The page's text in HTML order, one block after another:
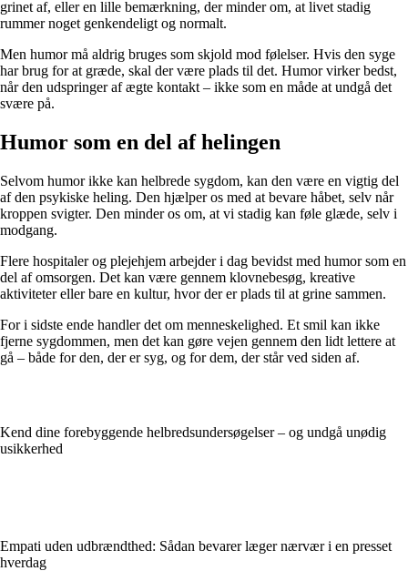
grinet af, eller en lille bemærkning, der minder om, at livet stadig
rummer noget genkendeligt og normalt.
Men humor må aldrig bruges som skjold mod følelser. Hvis den syge
har brug for at græde, skal der være plads til det. Humor virker bedst,
når den udspringer af ægte kontakt – ikke som en måde at undgå det
svære på.
Humor som en del af helingen
Selvom humor ikke kan helbrede sygdom, kan den være en vigtig del
af den psykiske heling. Den hjælper os med at bevare håbet, selv når
kroppen svigter. Den minder os om, at vi stadig kan føle glæde, selv i
modgang.
Flere hospitaler og plejehjem arbejder i dag bevidst med humor som en
del af omsorgen. Det kan være gennem klovnebesøg, kreative
aktiviteter eller bare en kultur, hvor der er plads til at grine sammen.
For i sidste ende handler det om menneskelighed. Et smil kan ikke
fjerne sygdommen, men det kan gøre vejen gennem den lidt lettere at
gå – både for den, der er syg, og for dem, der står ved siden af.
Kend dine forebyggende helbredsundersøgelser – og undgå unødig
usikkerhed
Empati uden udbrændthed: Sådan bevarer læger nærvær i en presset
hverdag